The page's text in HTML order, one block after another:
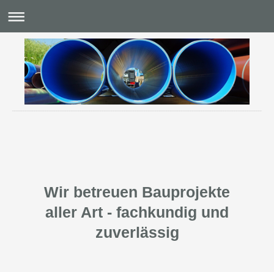
Wir betreuen Bauprojekte
aller Art - fachkundig und
zuverlässig